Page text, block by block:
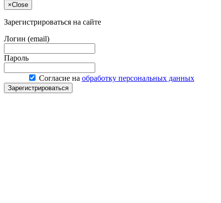
×Close
Зарегистрироваться на сайте
Логин (email)
Пароль
Согласие на обработку персональных данных
Зарегистрироваться